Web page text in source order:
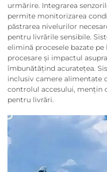
urmărire. Integrarea
permite monitorizarea
păstrarea nivelurilor
pentru livrările sensibile.
elimină procesele bazate
procesare și impactul
îmbunătățind acuratețea.
inclusiv camere alimentate
controlul accesului, mențin
pentru livrări.